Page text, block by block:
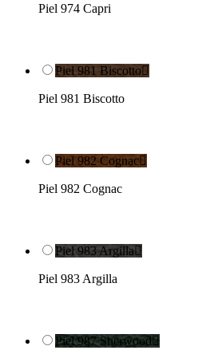
Piel 974 Capri
Piel 981 Biscotto
Piel 981 Biscotto
Piel 982 Cognac
Piel 982 Cognac
Piel 983 Argilla
Piel 983 Argilla
Piel 987 Sherwood